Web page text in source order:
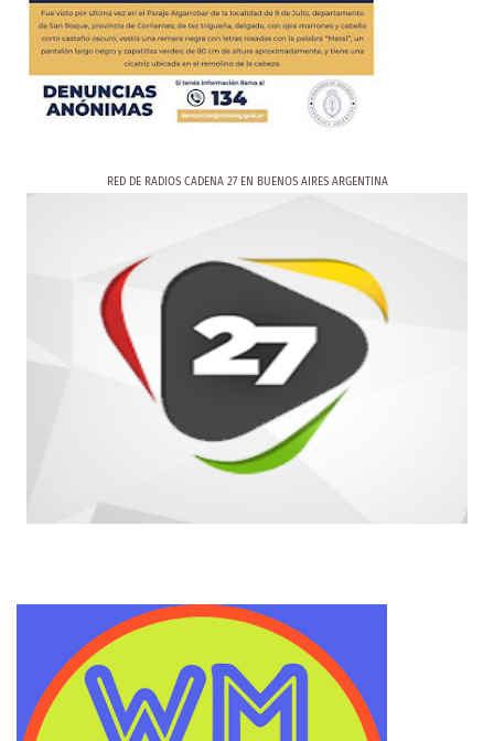
RED DE RADIOS CADENA 27 EN BUENOS AIRES ARGENTINA